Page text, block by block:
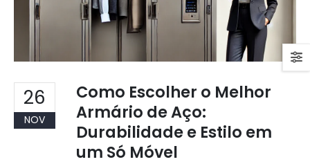
26
NOV
Como Escolher o Melhor
Armário de Aço:
Durabilidade e Estilo em
um Só Móvel